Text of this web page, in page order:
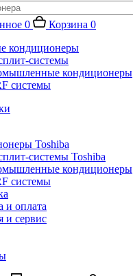
0 Корзина 0
кондиционеры
системы
кондиционеры
системы
Toshiba
системы Toshiba
кондиционеры
системы
и оплата
и сервис